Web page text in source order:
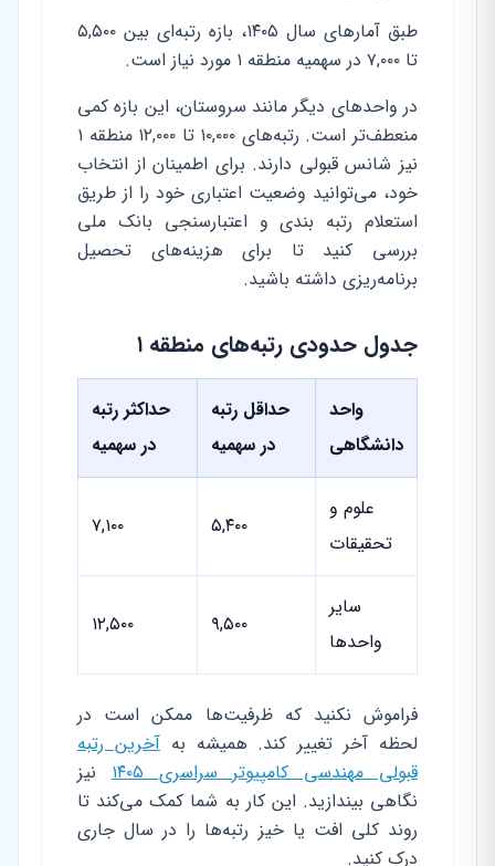
طبق آمارهای سال ۱۴۰۵، بازه رتبه‌ای بین ۵,۵۰۰
تا ۷,۰۰۰ در سهمیه منطقه ۱ مورد نیاز است.
در واحدهای دیگر مانند سروستان، این بازه کمی
منعطف‌تر است. رتبه‌های ۱۰,۰۰۰ تا ۱۲,۰۰۰ منطقه ۱
نیز شانس قبولی دارند. برای اطمینان از انتخاب
خود، می‌توانید وضعیت اعتباری خود را از طریق
استعلام رتبه بندی و اعتبارسنجی بانک ملی
بررسی کنید تا برای هزینه‌های تحصیل
برنامه‌ریزی داشته باشید.
جدول حدودی رتبه‌های منطقه ۱
واحد
دانشگاهی
حداقل رتبه
در سهمیه
حداکثر رتبه
در سهمیه
علوم و
تحقیقات
۵,۴۰۰ ۷,۱۰۰
سایر
واحدها
۹,۵۰۰ ۱۲,۵۰۰
فراموش نکنید که ظرفیت‌ها ممکن است در
لحظه آخر تغییر کند. همیشه بهآخرین رتبه
قبولی مهندسی کامپیوتر سراسری ۱۴۰۵
نیز
نگاهی بیندازید. این کار به شما کمک می‌کند تا
روند کلی افت یا خیز رتبه‌ها را در سال جاری
درک کنید.